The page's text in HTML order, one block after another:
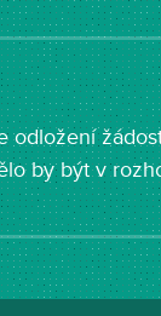
odložení
by být v